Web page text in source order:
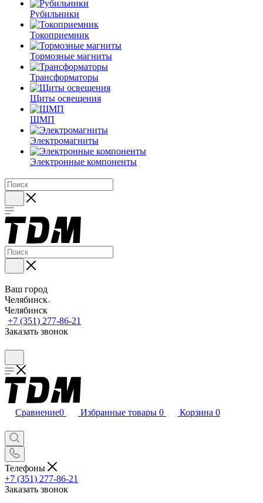
Рубильники
Токоприемник
Тормозные магниты
Трансформаторы
Щиты освещения
ЩМП
Электромагниты
Электронные компоненты
Ваш город
Челябинск
Челябинск
+7 (351) 277-86-21
Заказать звонок
Сравнение0 Избранные товары 0 Корзина 0
Телефоны
+7 (351) 277-86-21
Заказать звонок